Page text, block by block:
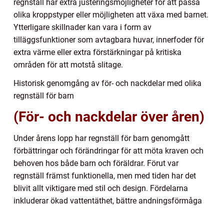
regnställ har extra justeringsmöjligheter för att passa
olika kroppstyper eller möjligheten att växa med barnet.
Ytterligare skillnader kan vara i form av
tilläggsfunktioner som avtagbara huvar, innerfoder för
extra värme eller extra förstärkningar på kritiska
områden för att motstå slitage.
Historisk genomgång av för- och nackdelar med olika
regnställ för barn
(För- och nackdelar över åren)
Under årens lopp har regnställ för barn genomgått
förbättringar och förändringar för att möta kraven och
behoven hos både barn och föräldrar. Förut var
regnställ främst funktionella, men med tiden har det
blivit allt viktigare med stil och design. Fördelarna
inkluderar ökad vattentäthet, bättre andningsförmåga